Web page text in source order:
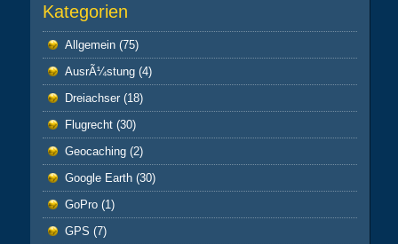
Kategorien
Allgemein(75)
AusrÃ¼stung(4)
Dreiachser(18)
Flugrecht(30)
Geocaching(2)
Google Earth(30)
GoPro(1)
GPS (7)